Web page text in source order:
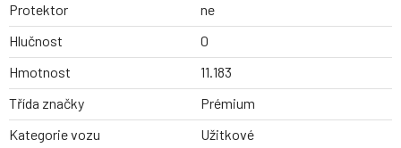
Protektor
ne
Hlučnost
0
Hmotnost
11.183
Třída značky
Prémium
Kategorie vozu
Užitkové